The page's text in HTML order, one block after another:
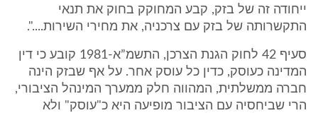
ייחודה זה של בזק, קבע המחוקק בחוק את תנאי
התקשרותה של בזק עם צרכניה, את מחירי השירות....".
סעיף 42 לחוק הגנת הצרכן, התשמ”א-1981 קובע כי דין
המדינה כעוסק, כדין כל עוסק אחר. על אף שבזק הינה
חברה ממשלתית, המהווה חלק ממערך המינהל הציבורי,
הרי שביחסיה עם הציבור מופיעה היא כ"עוסק" ולא